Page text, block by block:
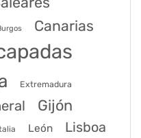
Canarias
Extremadura
Gijón
León Lisboa